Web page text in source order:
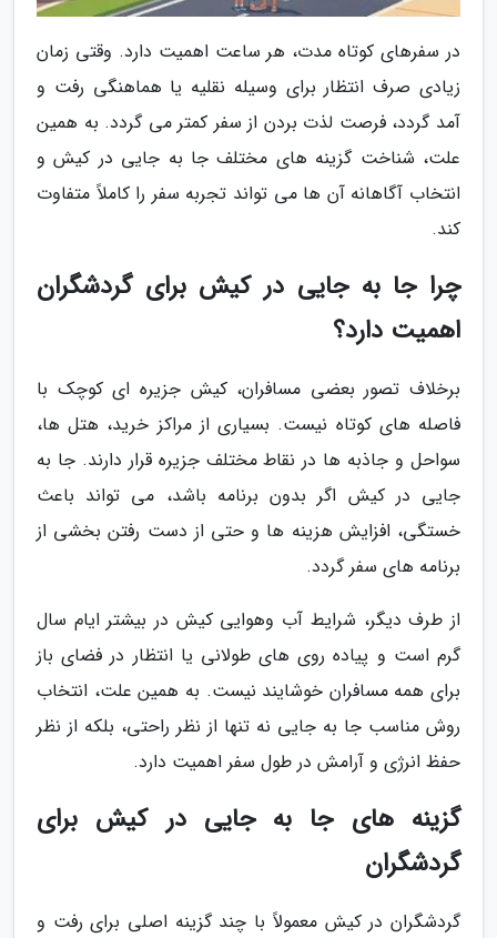
در سفرهای کوتاه مدت، هر ساعت اهمیت دارد. وقتی زمان
زیادی صرف انتظار برای وسیله نقلیه یا هماهنگی رفت و
آمد گردد، فرصت لذت بردن از سفر کمتر می گردد. به همین
علت، شناخت گزینه های مختلف جا به جایی در کیش و
انتخاب آگاهانه آن ها می تواند تجربه سفر را کاملاً متفاوت
کند.
چرا جا به جایی در کیش برای گردشگران
اهمیت دارد؟
برخلاف تصور بعضی مسافران، کیش جزیره ای کوچک با
فاصله های کوتاه نیست. بسیاری از مراکز خرید، هتل ها،
سواحل و جاذبه ها در نقاط مختلف جزیره قرار دارند. جا به
جایی در کیش اگر بدون برنامه باشد، می تواند باعث
خستگی، افزایش هزینه ها و حتی از دست رفتن بخشی از
برنامه های سفر گردد.
از طرف دیگر، شرایط آب وهوایی کیش در بیشتر ایام سال
گرم است و پیاده روی های طولانی یا انتظار در فضای باز
برای همه مسافران خوشایند نیست. به همین علت، انتخاب
روش مناسب جا به جایی نه تنها از نظر راحتی، بلکه از نظر
حفظ انرژی و آرامش در طول سفر اهمیت دارد.
گزینه های جا به جایی در کیش برای
گردشگران
گردشگران در کیش معمولاً با چند گزینه اصلی برای رفت و